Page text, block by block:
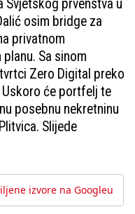
prvenstva u
osim bridge za
privatnom
Sa sinom
Zero Digital preko
Uskoro će portfelj te
posebnu nekretninu
Slijede
izvore na Googleu